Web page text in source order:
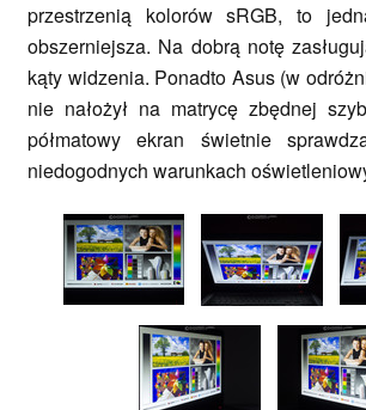
przestrzenią kolorów sRGB, to
obszerniejsza. Na dobrą notę
kąty widzenia. Ponadto Asus (w
nie nałożył na matrycę zbędnej
półmatowy ekran świetnie
niedogodnych warunkach